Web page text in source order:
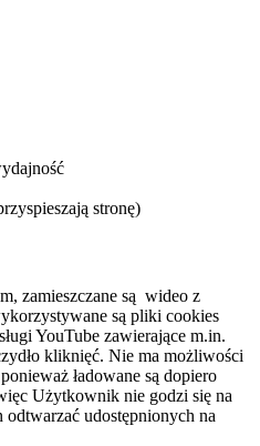
stronę)
zamieszczane są wideo z
są pliki cookies
YouTube zawierające m.in.
kliknięć. Nie ma możliwości
ładowane są dopiero
Użytkownik nie godzi się na
udostępnionych na